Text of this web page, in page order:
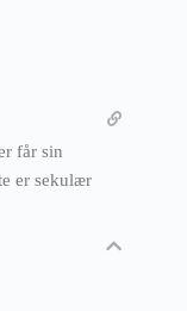
får sin
er sekulær